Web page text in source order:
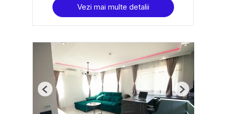
Vezi mai multe detalii
Previous Next